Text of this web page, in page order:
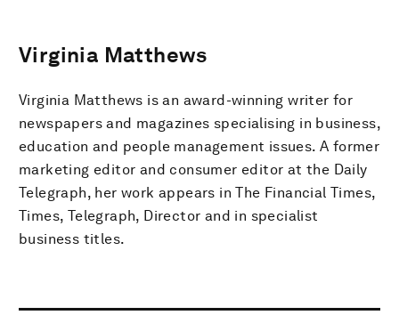
Virginia Matthews
Virginia Matthews is an award-winning writer for
newspapers and magazines specialising in business,
education and people management issues. A former
marketing editor and consumer editor at the Daily
Telegraph, her work appears in The Financial Times,
Times, Telegraph, Director and in specialist
business titles.